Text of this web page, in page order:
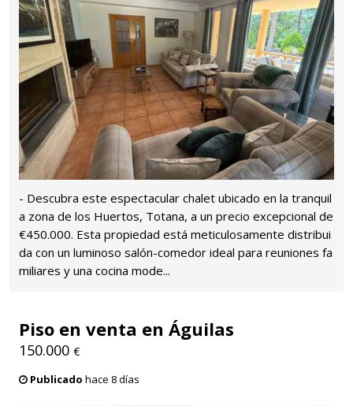
- Descubra este espectacular chalet ubicado en la tranquil
a zona de los Huertos, Totana, a un precio excepcional de
€450.000. Esta propiedad está meticulosamente distribui
da con un luminoso salón-comedor ideal para reuniones fa
miliares y una cocina mode...
Piso en venta en Águilas
150.000 €
Publicado hace 8 días